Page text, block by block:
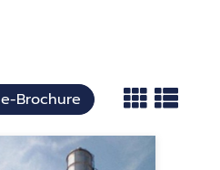
e-Brochure